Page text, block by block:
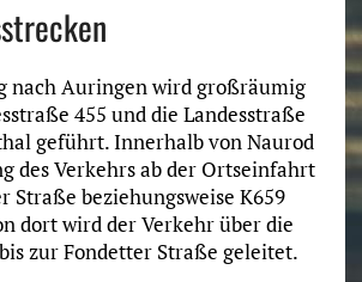
nach Auringen wird großräumig
455 und die Landesstraße
geführt. Innerhalb von Naurod
des Verkehrs ab der Ortseinfahrt
Straße beziehungsweise K659
dort wird der Verkehr über die
zur Fondetter Straße geleitet.